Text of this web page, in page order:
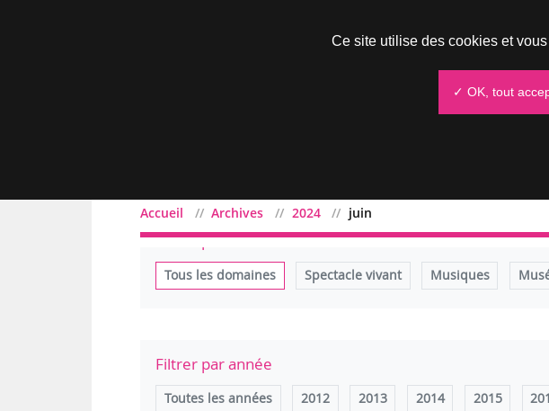
Accueil Archives 2024 juin
Filtrer par domaine
Tous les domaines Spectacle vivant Musiques
Filtrer par année
Toutes les années 2012 2013 2014 2015
Ce site utilise des cookies et
✓ OK, tout